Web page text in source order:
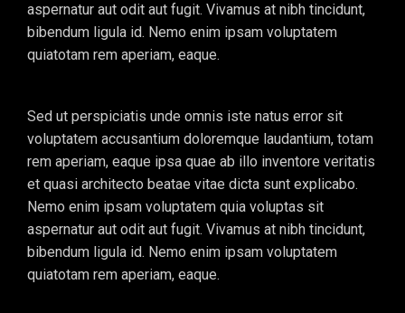
aspernatur aut odit aut fugit. Vivamus at nibh tincidunt,
bibendum ligula id. Nemo enim ipsam voluptatem
quiatotam rem aperiam, eaque.
Sed ut perspiciatis unde omnis iste natus error sit
voluptatem accusantium doloremque laudantium, totam
rem aperiam, eaque ipsa quae ab illo inventore veritatis
et quasi architecto beatae vitae dicta sunt explicabo.
Nemo enim ipsam voluptatem quia voluptas sit
aspernatur aut odit aut fugit. Vivamus at nibh tincidunt,
bibendum ligula id. Nemo enim ipsam voluptatem
quiatotam rem aperiam, eaque.